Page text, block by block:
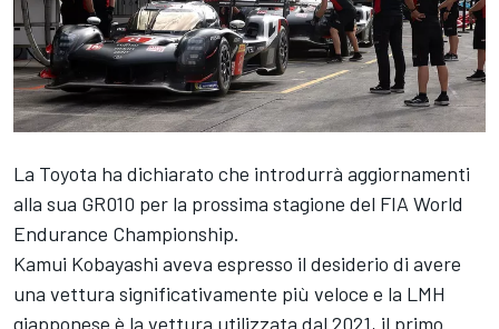
La Toyota ha dichiarato che introdurrà aggiornamenti
alla sua GR010 per la prossima stagione del FIA World
Endurance Championship.
Kamui Kobayashi aveva espresso il desiderio di avere
una vettura significativamente più veloce e la LMH
giapponese è la vettura utilizzata dal 2021, il primo